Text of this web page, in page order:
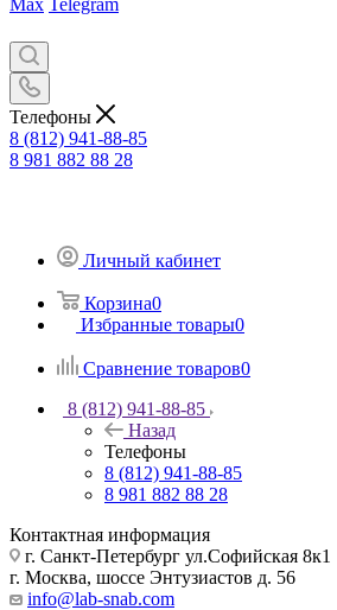
Max Telegram
Телефоны
8 (812) 941-88-85
8 981 882 88 28
Личный кабинет
Корзина0
Избранные товары0
Сравнение товаров0
8 (812) 941-88-85
Назад
Телефоны
8 (812) 941-88-85
8 981 882 88 28
Контактная информация
г. Санкт-Петербург ул.Софийская 8к1
г. Москва, шоссе Энтузиастов д. 56
info@lab-snab.com